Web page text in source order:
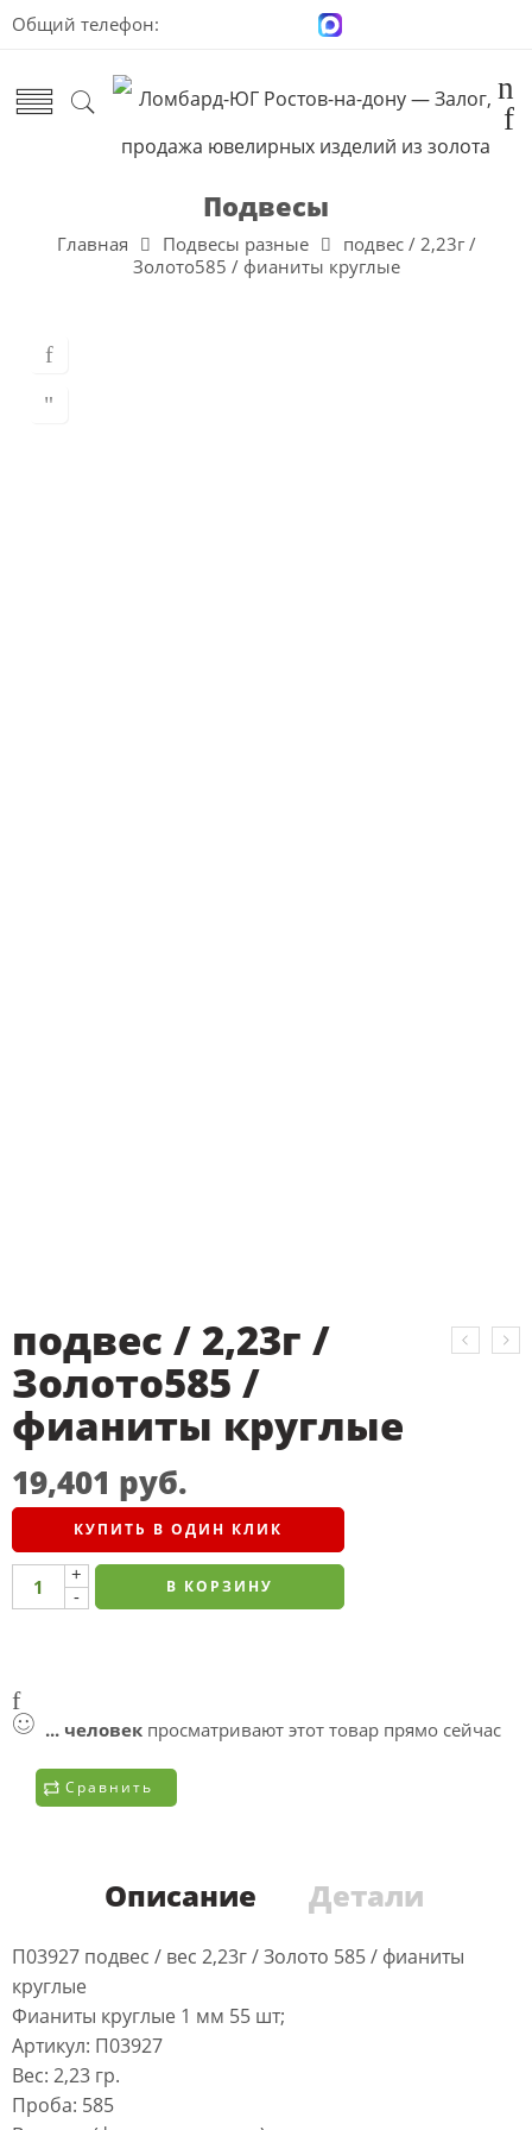
Общий телефон:
Подвесы
Главная Подвесы разные
подвес / 2,23г /
Золото585 / фианиты круглые
подвес / 2,23г /
Золото585 /
фианиты круглые
19,401 руб.
КУПИТЬ В ОДИН КЛИК
+
-
В КОРЗИНУ
... человек просматривают этот товар прямо сейчас
Сравнить
Описание Детали
П03927 подвес / вес 2,23г / Золото 585 / фианиты
круглые
Фианиты круглые 1 мм 55 шт;
Артикул: П03927
Вес: 2,23 гр.
Проба: 585